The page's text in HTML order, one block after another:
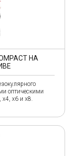
НА
оптическими
х6 и х8.